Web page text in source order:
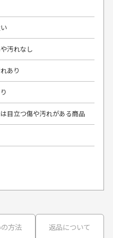
汚れなし
あり
目立つ傷や汚れがある商品
30代男性
方法 返品について